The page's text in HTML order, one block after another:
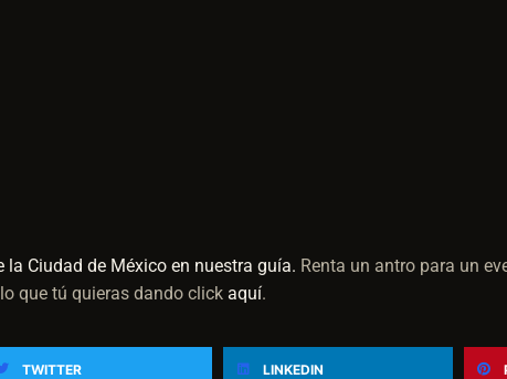
Ciudad de México en nuestra guía. Renta un antro para un
que tú quieras dando click aquí.
TWITTER LINKEDIN